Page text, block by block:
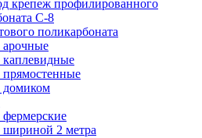
крепеж профилированного
С-8
поликарбоната
2 метра